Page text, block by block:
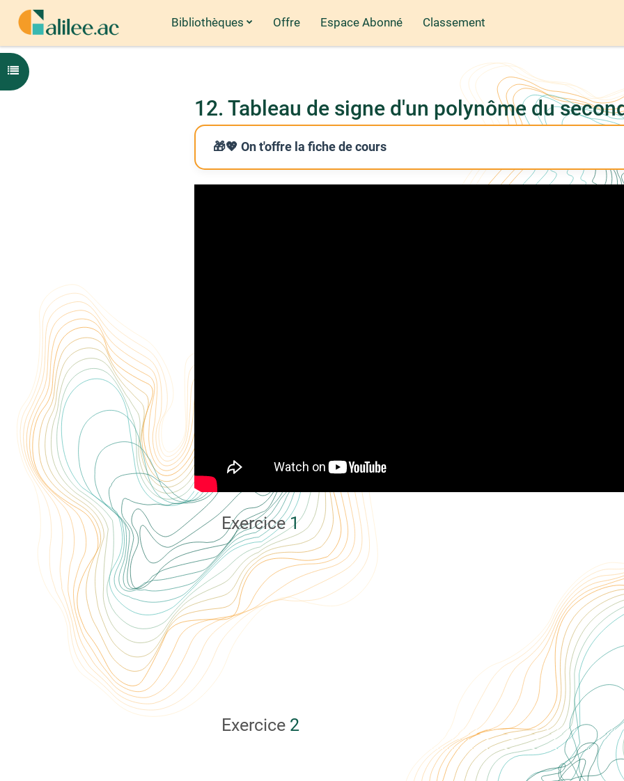
Passer au contenu principal Bibliothèques Offre Espace Abonné Classement
Ouvrir l'index du cours
12. Tableau de signe d'un polynôme du
🎁💖 On t'offre la fiche de cours
Exercice 1
Exercice 2